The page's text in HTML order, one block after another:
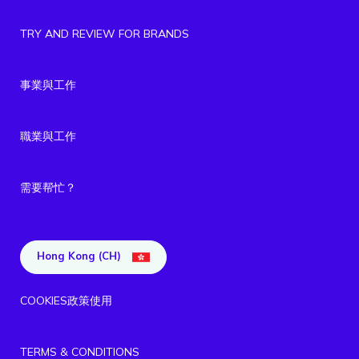
TRY AND REVIEW FOR BRANDS
事業與工作
職業與工作
需要帮忙？
Hong Kong (CH)
COOKIES政策使用
TERMS & CONDITIONS